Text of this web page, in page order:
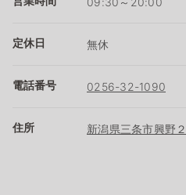
定休日 無休
電話番号 0256-32-1090
住所 新潟県三条市興野